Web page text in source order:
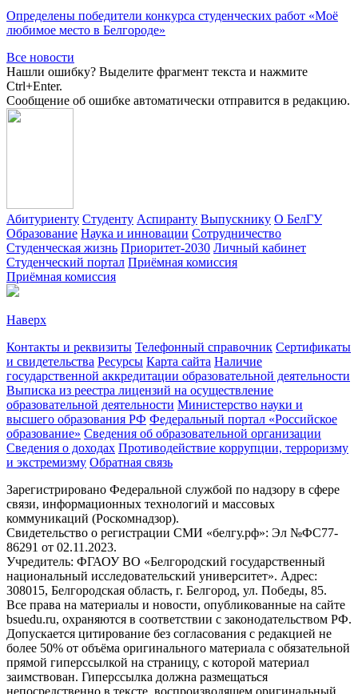
Определены победители конкурса студенческих работ «Моё
любимое место в Белгороде»
Все новости
Нашли ошибку? Выделите фрагмент текста и нажмите
Ctrl+Enter.
Сообщение об ошибке автоматически отправится в редакцию.
Абитуриенту Студенту Аспиранту Выпускнику О БелГУ
Образование Наука и инновации Сотрудничество
Студенческая жизнь Приоритет-2030 Личный кабинет
Студенческий портал Приёмная комиссия
Приёмная комиссия
Наверх
Контакты и реквизиты Телефонный справочник Сертификаты
и свидетельства Ресурсы Карта сайта Наличие
государственной аккредитации образовательной деятельности
Выписка из реестра лицензий на осуществление
образовательной деятельности Министерствo науки и
высшего образования РФ Федеральный портал «Российское
образование» Сведения об образовательной организации
Сведения о доходах Противодействие коррупции, терроризму
и экстремизму Обратная связь
Зарегистрировано Федеральной службой по надзору в сфере
связи, информационных технологий и массовых
коммуникаций (Роскомнадзор).
Свидетельство о регистрации СМИ «белгу.рф»: Эл №ФС77-
86291 от 02.11.2023.
Учредитель: ФГАОУ ВО «Белгородский государственный
национальный исследовательский университет». Адрес:
308015, Белгородская область, г. Белгород, ул. Победы, 85.
Все права на материалы и новости, опубликованные на сайте
bsuedu.ru, охраняются в соответствии с законодательством РФ.
Допускается цитирование без согласования с редакцией не
более 50% от объёма оригинального материала с обязательной
прямой гиперссылкой на страницу, с которой материал
заимствован. Гиперссылка должна размещаться
непосредственно в тексте, воспроизводящем оригинальный